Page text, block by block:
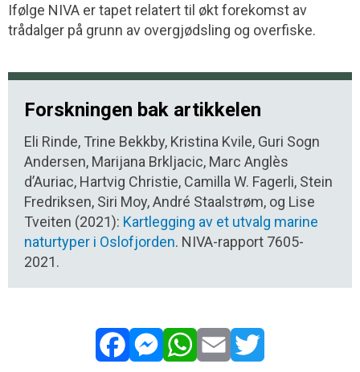
Ifølge NIVA er tapet relatert til økt forekomst av
trådalger på grunn av overgjødsling og overfiske.
Forskningen bak artikkelen
Eli Rinde, Trine Bekkby, Kristina Kvile, Guri Sogn
Andersen, Marijana Brkljacic, Marc Anglès
d’Auriac, Hartvig Christie, Camilla W. Fagerli, Stein
Fredriksen, Siri Moy, André Staalstrøm, og Lise
Tveiten (2021): Kartlegging av et utvalg marine
naturtyper i Oslofjorden. NIVA-rapport 7605-
2021.